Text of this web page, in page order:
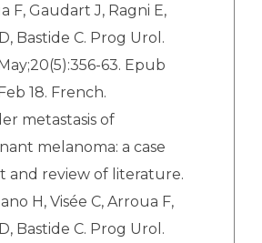
F, Gaudart J, Ragni E,
Bastide C. Prog Urol.
63. Epub
18. French.
metastasis of
melanoma: a case
and review of literature.
H, Visée C, Arroua F,
Bastide C. Prog Urol.